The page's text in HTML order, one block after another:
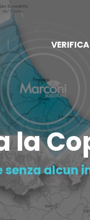
VERIFICA
la
senza alcun